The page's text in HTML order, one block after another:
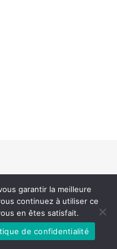
garantir la meilleure
continuez à utiliser ce
en êtes satisfait.
de confidentialité